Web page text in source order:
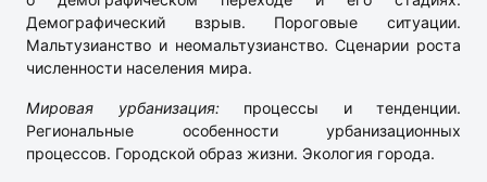
Демографический взрыв. Пороговые ситуации.
Мальтузианство и неомальтузианство. Сценарии роста
численности населения мира.
Мировая урбанизация:процессы и тенденции.
Региональные особенности урбанизационных
процессов. Городской образ жизни. Экология города.